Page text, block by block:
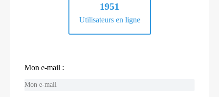
1951
Utilisateurs en ligne
Mon e-mail :